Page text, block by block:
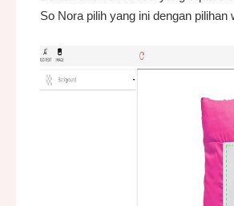
So Nora pilih yang ini dengan pilihan